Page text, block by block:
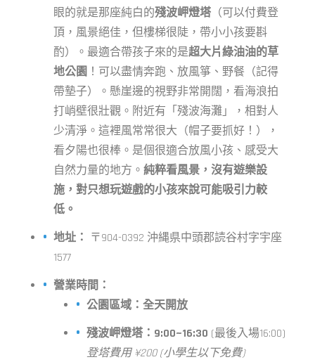
眼的就是那座純白的殘波岬燈塔 （可以付費登
頂，風景絕佳，但樓梯很陡，帶小小孩要斟
酌）。最適合帶孩子來的是超大片綠油油的草
地公園 ！可以盡情奔跑、放風箏、野餐（記得
帶墊子）。懸崖邊的視野非常開闊，看海浪拍
打峭壁很壯觀。附近有「殘波海灘」，相對人
少清淨。這裡風常常很大（帽子要抓好！），
看夕陽也很棒。是個很適合放風小孩、感受大
自然力量的地方。純粹看風景，沒有遊樂設
施，對只想玩遊戲的小孩來說可能吸引力較
低。
地址： 〒904-0392 沖縄県中頭郡読谷村字宇座
1577
營業時間：
公園區域：全天開放
殘波岬燈塔：9:00~16:30 (最後入場16:00)
登塔費用 ¥200 (小學生以下免費)